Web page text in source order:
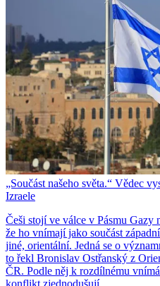
„Součást našeho světa.“ Vědec
Izraele
Češi stojí ve válce v Pásmu Gazy
že ho vnímají jako součást
jiné, orientální. Jedná se o
to řekl Bronislav Ostřanský z
ČR. Podle něj k rozdílnému